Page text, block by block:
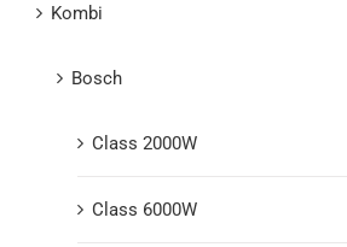
Kombi
Bosch
Class 2000W
Class 6000W